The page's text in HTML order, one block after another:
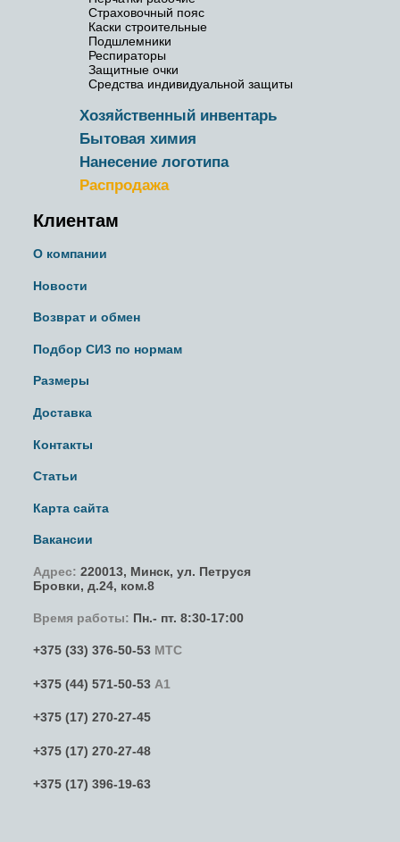
Страховочный пояс
Каски строительные
Подшлемники
Респираторы
Защитные очки
Средства индивидуальной защиты
Хозяйственный инвентарь
Бытовая химия
Нанесение логотипа
Распродажа
Клиентам
О компании
Новости
Возврат и обмен
Подбор СИЗ по нормам
Размеры
Доставка
Контакты
Статьи
Карта сайта
Вакансии
Адрес: 220013, Минск, ул. Петруся
Бровки, д.24, ком.8
Время работы: Пн.- пт. 8:30-17:00
+375 (33) 376-50-53 МТС
+375 (44) 571-50-53 А1
+375 (17) 270-27-45
+375 (17) 270-27-48
+375 (17) 396-19-63